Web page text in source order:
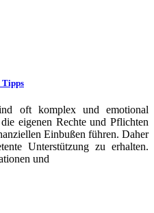
Tipps
oft komplex und emotional
eigenen Rechte und Pflichten
Einbußen führen. Daher
Unterstützung zu erhalten.
und